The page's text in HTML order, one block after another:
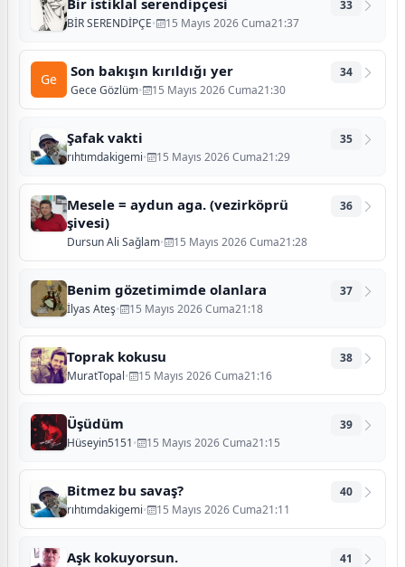
Bir istiklal serendipçesi
BİR SERENDİPÇE• 15 Mayıs 2026 Cuma21:37
33
Ge Son bakışın kırıldığı yer
Gece Gözlüm• 15 Mayıs 2026 Cuma21:30
34
Şafak vakti
rıhtımdakigemi• 15 Mayıs 2026 Cuma21:29
35
Mesele = aydun aga. (vezirköprü
şivesi)
Dursun Ali Sağlam• 15 Mayıs 2026 Cuma21:28
36
Benim gözetimimde olanlara
İlyas Ateş• 15 Mayıs 2026 Cuma21:18
37
Toprak kokusu
MuratTopal• 15 Mayıs 2026 Cuma21:16
38
Üşüdüm
Hüseyin5151• 15 Mayıs 2026 Cuma21:15
39
Bitmez bu savaş?
rıhtımdakigemi• 15 Mayıs 2026 Cuma21:11
40
Aşk kokuyorsun. 41